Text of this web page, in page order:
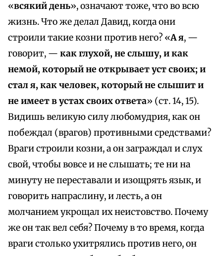
«всякий день», означают тоже, что во всю
жизнь. Что же делал Давид, когда они
строили такие козни против него? «А я, —
говорит, — как глухой, не слышу, и как
немой, который не открывает уст своих; и
стал я, как человек, который не слышит и
не имеет в устах своих ответа» (ст. 14, 15).
Видишь великую силу любомудрия, как он
побеждал (врагов) противными средствами?
Враги строили козни, а он заграждал и слух
свой, чтобы вовсе и не слышать; те ни на
минуту не переставали и изощрять язык, и
говорить напраслину, и лесть, а он
молчанием укрощал их неистовство. Почему
же он так вел себя? Почему в то время, когда
враги столько ухитрялись против него, он